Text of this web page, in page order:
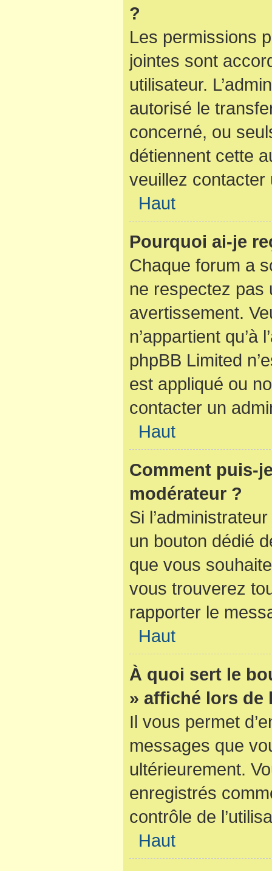
?
Les permissions
jointes sont
utilisateur.
autorisé le
concerné, ou
détiennent cette
veuillez contacter
Haut
Pourquoi ai-je
Chaque forum a
ne respectez pas
avertissement.
n’appartient
phpBB Limited
est appliqué ou
contacter un
Haut
Comment puis-
modérateur ?
Si
un bouton dédié
que vous
vous trouverez
rapporter le
Haut
À quoi sert le
» affiché lors de
Il vous permet
messages que
ultérieurement.
enregistrés
contrôle de
Haut